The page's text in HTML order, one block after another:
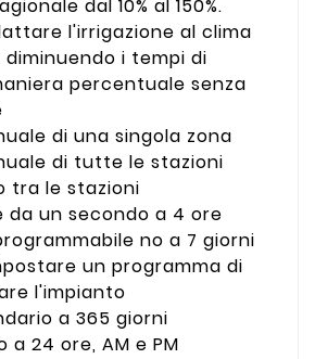
dal 10% al 150%.
l'irrigazione al clima
i tempi di
percentuale senza
di una singola zona
di tutte le stazioni
tra le stazioni
da un secondo a 4 ore
no a 7 giorni
un programma di
l'impianto
a 365 giorni
a 24 ore, AM e PM